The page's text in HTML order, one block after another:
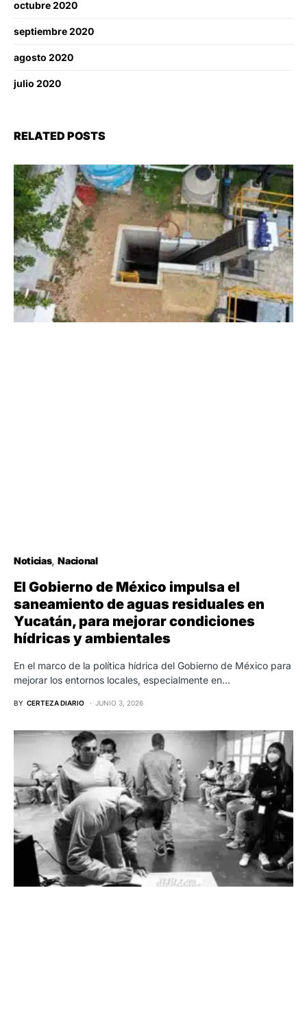
octubre 2020
septiembre 2020
agosto 2020
julio 2020
RELATED POSTS
Noticias Nacional
El Gobierno de México impulsa el
saneamiento de aguas residuales en
Yucatán, para mejorar condiciones
hídricas y ambientales
En el marco de la política hídrica del Gobierno de México para
mejorar los entornos locales, especialmente en…
BY CERTEZA DIARIO JUNIO 3, 2026